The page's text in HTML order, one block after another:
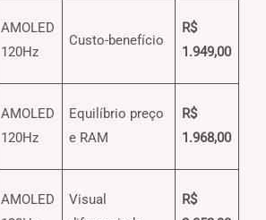
AMOLED
120Hz
Custo-benefício
R$
1.949,00
AMOLED
120Hz
Equilíbrio preço
e RAM
R$
1.968,00
AMOLED
Visual
R$